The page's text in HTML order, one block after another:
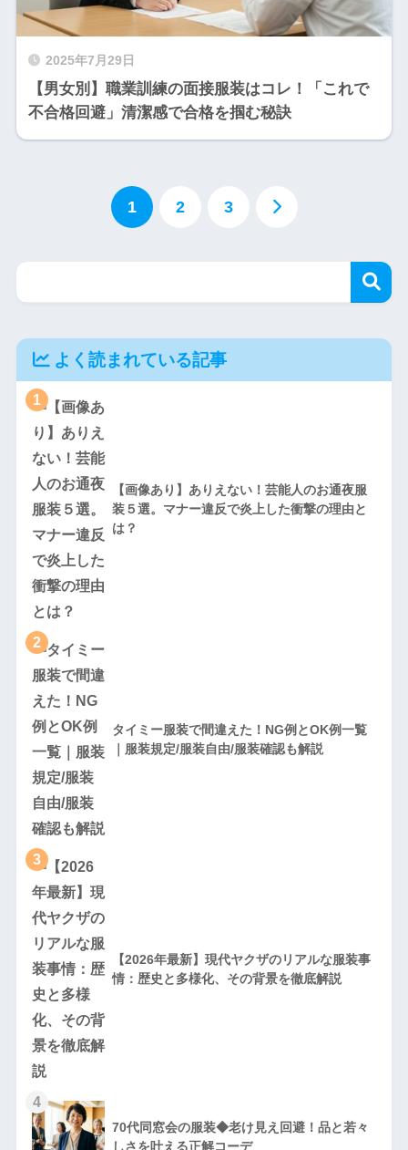
2025年7月29日
【男女別】職業訓練の面接服装はコレ！「これで
不合格回避」清潔感で合格を掴む秘訣
1 2 3
よく読まれている記事
1
【画像あり】ありえない！芸能人のお通夜服
装５選。マナー違反で炎上した衝撃の理由と
は？
2
タイミー服装で間違えた！NG例とOK例一覧
｜服装規定/服装自由/服装確認も解説
3
【2026年最新】現代ヤクザのリアルな服装事
情：歴史と多様化、その背景を徹底解説
4
70代同窓会の服装◆老け見え回避！品と若々
しさを叶える正解コーデ